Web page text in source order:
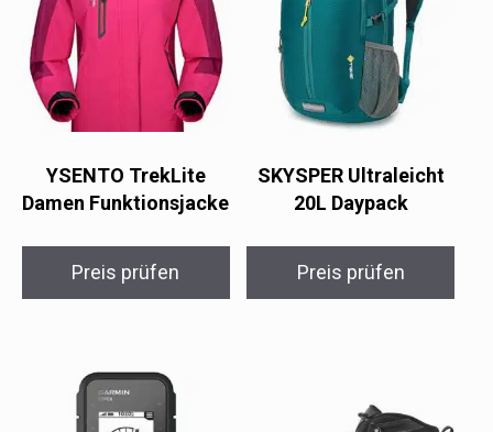
YSENTO TrekLite
Damen Funktionsjacke
Preis prüfen
SKYSPER Ultraleicht
20L Daypack
Preis prüfen